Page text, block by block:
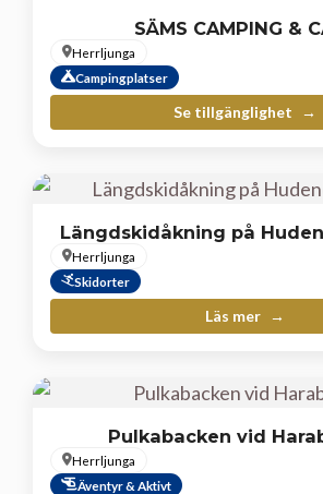
SÄMS CAMPING &
Herrljunga
Campingplatser
Se tillgänglighet
Längdskidåkning på
Herrljunga
Skidorter
Läs mer
Pulkabacken vid
Herrljunga
Äventyr & Aktivt